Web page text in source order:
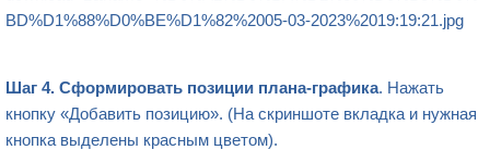
Шаг 4. Сформировать позиции плана-графика. Нажать
кнопку «Добавить позицию». (На скриншоте вкладка и нужная
кнопка выделены красным цветом).